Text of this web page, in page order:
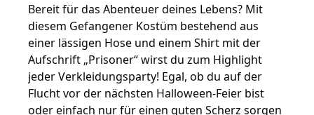
Bereit für das Abenteuer deines Lebens? Mit
diesem Gefangener Kostüm bestehend aus
einer lässigen Hose und einem Shirt mit der
Aufschrift „Prisoner“ wirst du zum Highlight
jeder Verkleidungsparty! Egal, ob du auf der
Flucht vor der nächsten Halloween-Feier bist
oder einfach nur für einen guten Scherz sorgen